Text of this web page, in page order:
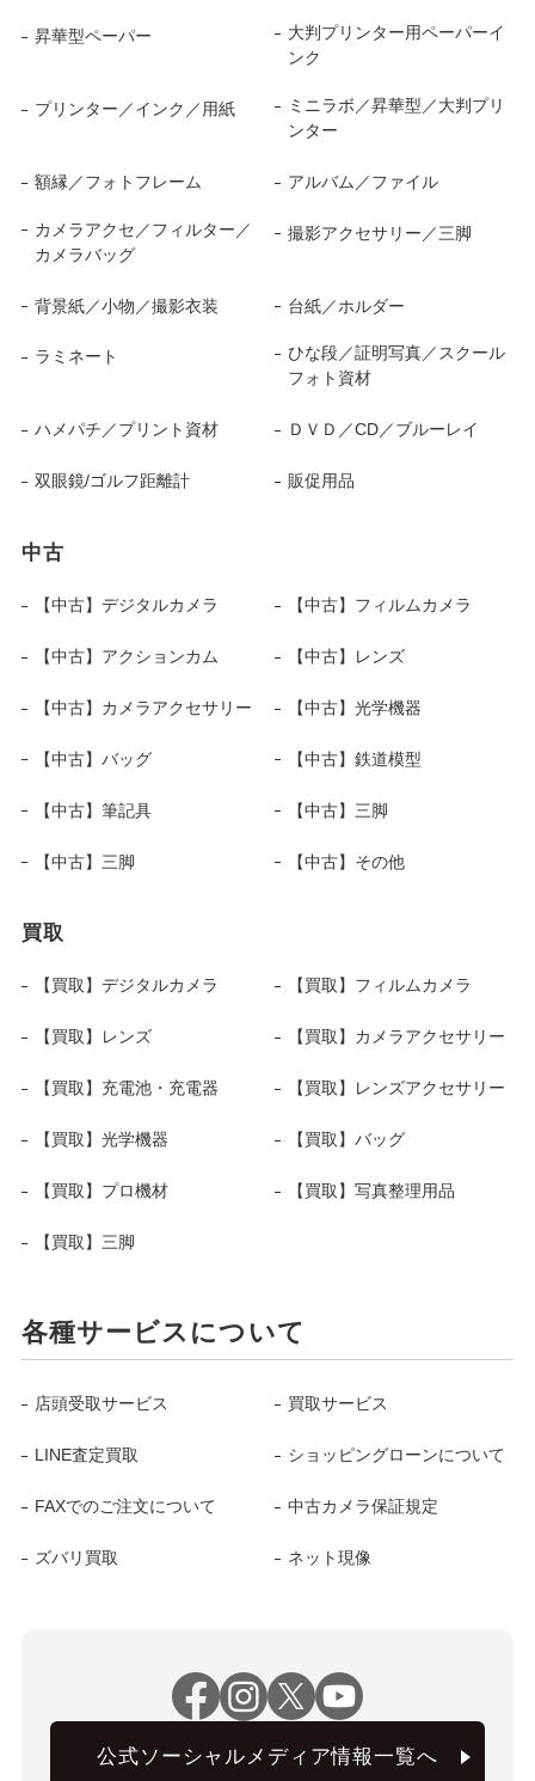
昇華型ペーパー
大判プリンター用ペーパーイ
ンク
プリンター／インク／用紙
ミニラボ／昇華型／大判プリ
ンター
額縁／フォトフレーム アルバム／ファイル
カメラアクセ／フィルター／
カメラバッグ
撮影アクセサリー／三脚
背景紙／小物／撮影衣装 台紙／ホルダー
ラミネート
ひな段／証明写真／スクール
フォト資材
ハメパチ／プリント資材 ＤＶＤ／CD／ブルーレイ
双眼鏡/ゴルフ距離計 販促用品
中古
【中古】デジタルカメラ 【中古】フィルムカメラ
【中古】アクションカム 【中古】レンズ
【中古】カメラアクセサリー 【中古】光学機器
【中古】バッグ 【中古】鉄道模型
【中古】筆記具 【中古】三脚
【中古】三脚 【中古】その他
買取
【買取】デジタルカメラ 【買取】フィルムカメラ
【買取】レンズ 【買取】カメラアクセサリー
【買取】充電池・充電器 【買取】レンズアクセサリー
【買取】光学機器 【買取】バッグ
【買取】プロ機材 【買取】写真整理用品
【買取】三脚
各種サービスについて
店頭受取サービス 買取サービス
LINE査定買取 ショッピングローンについて
FAXでのご注文について 中古カメラ保証規定
ズバリ買取 ネット現像
公式ソーシャルメディア情報一覧へ